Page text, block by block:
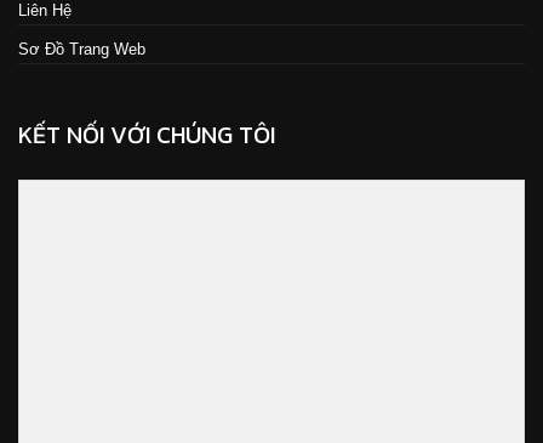
Liên Hệ
Sơ Đồ Trang Web
KẾT NỐI VỚI CHÚNG TÔI